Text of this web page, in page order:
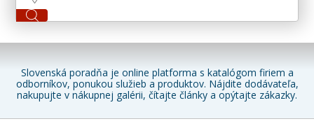
Slovenská poradňa je online platforma s katalógom firiem a
odborníkov, ponukou služieb a produktov. Nájdite dodávateľa,
nakupujte v nákupnej galérii, čítajte články a opýtajte zákazky.